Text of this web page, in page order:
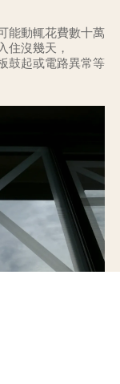
中壢新屋設
能動輒花費數十萬
住沒幾天，
鼓起或電路異常等